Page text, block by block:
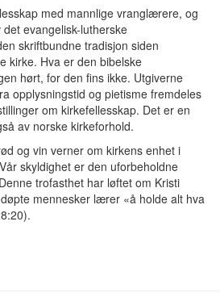
med mannlige vranglærere, og
evangelisk-lutherske
skriftbundne tradisjon siden
kirke. Hva er den bibelske
hørt, for den fins ikke. Utgiverne
opplysningstid og pietisme fremdeles
om kirkefellesskap. Det er en
av norske kirkeforhold.
og vin verner om kirkens enhet i
skyldighet er den uforbeholdne
trofasthet har løftet om Kristi
mennesker lærer «å holde alt hva